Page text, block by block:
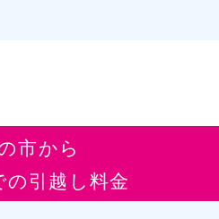
市から
の引越し料金